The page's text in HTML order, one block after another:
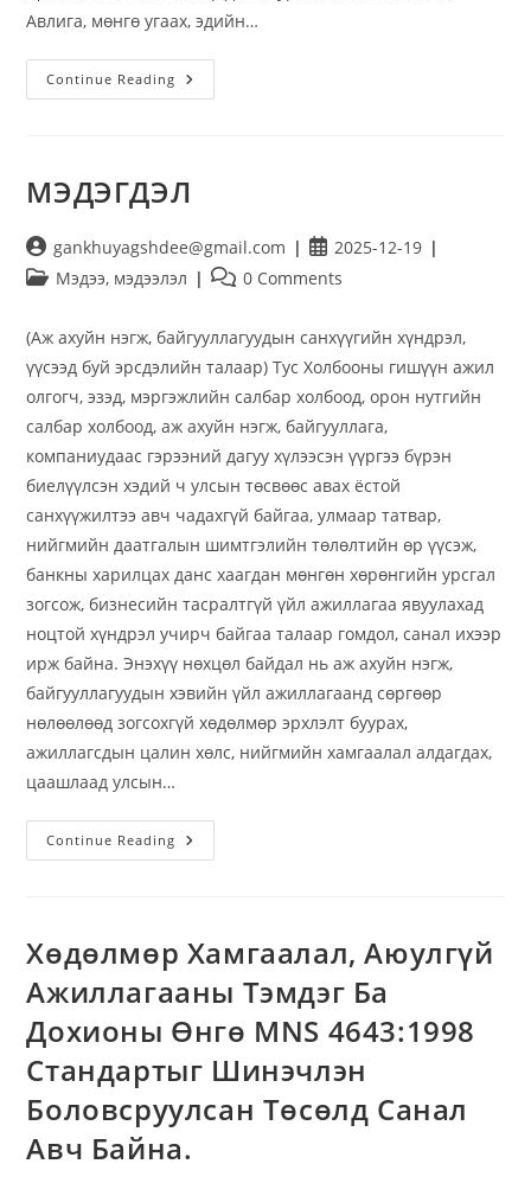
Авлига, мөнгө угаах, эдийн…
Continue Reading
МЭДЭГДЭЛ
gankhuyagshdee@gmail.com
2025-12-19
Мэдээ, мэдээлэл
0 Comments
(Аж ахуйн нэгж, байгууллагуудын санхүүгийн хүндрэл,
үүсээд буй эрсдэлийн талаар) Тус Холбооны гишүүн ажил
олгогч, эзэд, мэргэжлийн салбар холбоод, орон нутгийн
салбар холбоод, аж ахуйн нэгж, байгууллага,
компаниудаас гэрээний дагуу хүлээсэн үүргээ бүрэн
биелүүлсэн хэдий ч улсын төсвөөс авах ёстой
санхүүжилтээ авч чадахгүй байгаа, улмаар татвар,
нийгмийн даатгалын шимтгэлийн төлөлтийн өр үүсэж,
банкны харилцах данс хаагдан мөнгөн хөрөнгийн урсгал
зогсож, бизнесийн тасралтгүй үйл ажиллагаа явуулахад
ноцтой хүндрэл учирч байгаа талаар гомдол, санал ихээр
ирж байна. Энэхүү нөхцөл байдал нь аж ахуйн нэгж,
байгууллагуудын хэвийн үйл ажиллагаанд сөргөөр
нөлөөлөөд зогсохгүй хөдөлмөр эрхлэлт буурах,
ажиллагсдын цалин хөлс, нийгмийн хамгаалал алдагдах,
цаашлаад улсын…
Continue Reading
Хөдөлмөр Хамгаалал, Аюулгүй
Ажиллагааны Тэмдэг Ба
Дохионы Өнгө MNS 4643:1998
Стандартыг Шинэчлэн
Боловсруулсан Төсөлд Санал
Авч Байна.